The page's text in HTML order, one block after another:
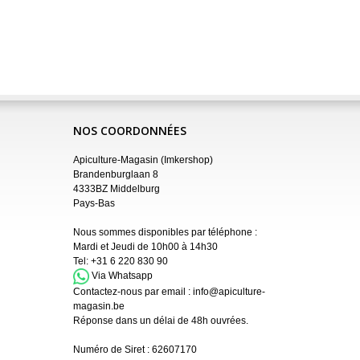
NOS COORDONNÉES
Apiculture-Magasin (Imkershop)
Brandenburglaan 8
4333BZ Middelburg
Pays-Bas
Nous sommes disponibles par téléphone :
Mardi et Jeudi de 10h00 à 14h30
Tel: +31 6 220 830 90
Via Whatsapp
Contactez-nous par email : info@apiculture-
magasin.be
Réponse dans un délai de 48h ouvrées.
Numéro de Siret : 62607170